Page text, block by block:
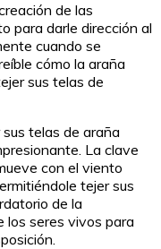
de las
para darle dirección al
cuando se
cómo la araña
sus telas de
telas de araña
La clave
con el viento
tejer sus
de la
los seres vivos para